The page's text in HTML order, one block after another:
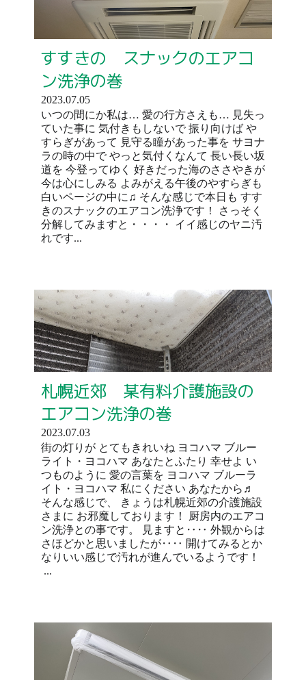
すすきの スナックのエアコ
ン洗浄の巻
2023.07.05
いつの間にか私は… 愛の行方さえも… 見失っ
ていた事に 気付きもしないで 振り向けば や
すらぎがあって 見守る瞳があった事を サヨナ
ラの時の中で やっと気付くなんて 長い長い坂
道を 今登ってゆく 好きだった海のささやきが
今は心にしみる よみがえる午後のやすらぎも
白いページの中に♫ そんな感じで本日も すす
きのスナックのエアコン洗浄です！ さっそく
分解してみますと・・・・ イイ感じのヤニ汚
れです...
札幌近郊 某有料介護施設の
エアコン洗浄の巻
2023.07.03
街の灯りが とてもきれいね ヨコハマ ブルー
ライト・ヨコハマ あなたとふたり 幸せよ い
つものように 愛の言葉を ヨコハマ ブルーラ
イト・ヨコハマ 私にください あなたから♬
そんな感じで、 きょうは札幌近郊の介護施設
さまに お邪魔しております！ 厨房内のエアコ
ン洗浄との事です。 見ますと‥‥ 外観からは
さほどかと思いましたが‥‥ 開けてみるとか
なりいい感じで汚れが進んでいるようです！
...